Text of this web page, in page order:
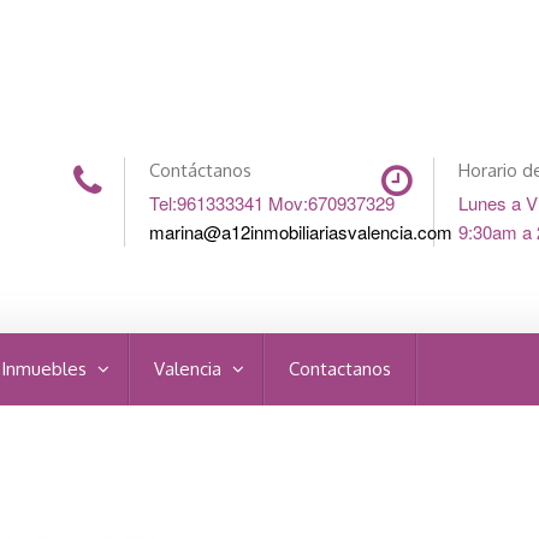
Contáctanos
Tel:961333341 Mov:670937329
marina@a12inmobiliariasvalencia.com
Horario
Lunes a
9:30am a
Valencia Contactanos